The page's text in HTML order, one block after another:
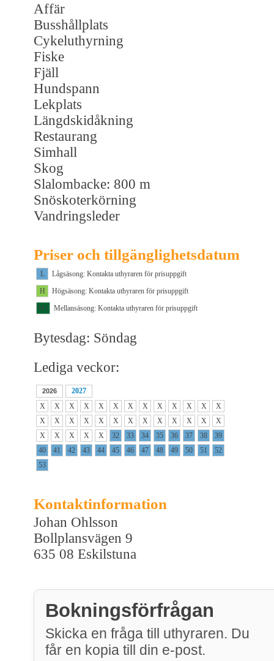
Affär
Busshållplats
Cykeluthyrning
Fiske
Fjäll
Hundspann
Lekplats
Längdskidåkning
Restaurang
Simhall
Skog
Slalombacke: 800 m
Snöskoterkörning
Vandringsleder
Priser och tillgänglighetsdatum
L
Lågsäsong: Kontakta uthyraren för prisuppgift
H
Högsäsong: Kontakta uthyraren för prisuppgift
M1
Mellansäsong: Kontakta uthyraren för prisuppgift
Bytesdag: Söndag
Lediga veckor:
2026
2027
X
X X X X X X X X X X X
X
X
X X X X X X X X X X X
X
X
X X X X 32 33 34 35 36 37 38
39
40
41 42 43 44 45 46 47 48 49 50 51
52
53
Kontaktinformation
Johan Ohlsson
Bollplansvägen 9
635 08 Eskilstuna
Bokningsförfrågan
Skicka en fråga till uthyraren. Du
får en kopia till din e-post.